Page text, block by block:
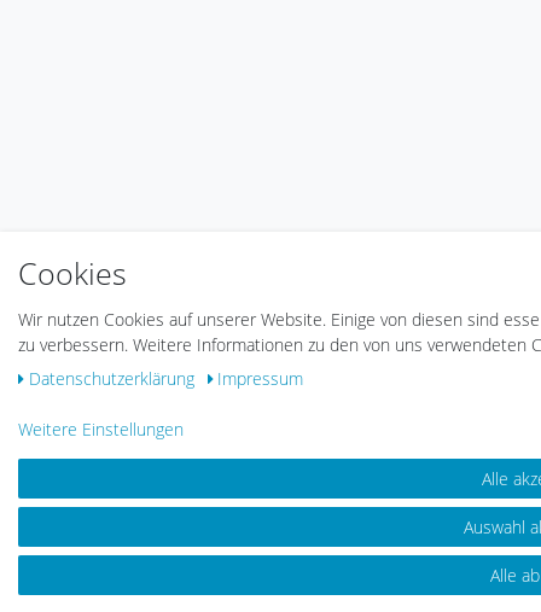
Cookies
Wir nutzen Cookies auf unserer Website. Einige von diesen sind
zu verbessern. Weitere Informationen zu den von uns verwendeten
Daten­schutz­erklärung
Impressum
Weitere Einstellungen
Alle
Auswahl
Alle